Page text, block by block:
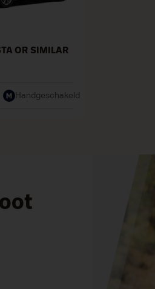
OR SIMILAR
Handgeschakeld